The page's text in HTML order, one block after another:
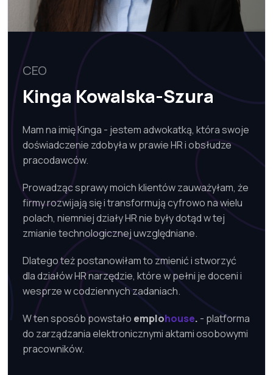
CEO
Kinga Kowalska-Szura
Mam na imię Kinga - jestem adwokatką, która swoje
doświadczenie zdobyła w prawie HR i obsłudze
pracodawców.
Prowadząc sprawy moich klientów zauważyłam, że
firmy rozwijają się i transformują cyfrowo na wielu
polach, niemniej działy HR nie były dotąd w tej
zmianie technologicznej uwzględniane.
Dlatego też postanowiłam to zmienić i stworzyć
dla działów HR narzędzie, które w pełni je doceni i
wesprze w codziennych zadaniach.
W ten sposób powstało emplohouse - platforma
do zarządzania elektronicznymi aktami osobowymi
pracowników.